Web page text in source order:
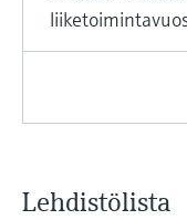
Lehdistölista